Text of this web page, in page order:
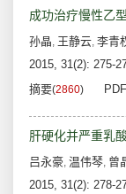
成功治疗慢性乙
孙晶, 王静云, 李青
2015, 31(2): 275-
摘要(2860)
肝硬化并严重乳
吕永豪, 温伟琴, 曾
2015, 31(2): 278-